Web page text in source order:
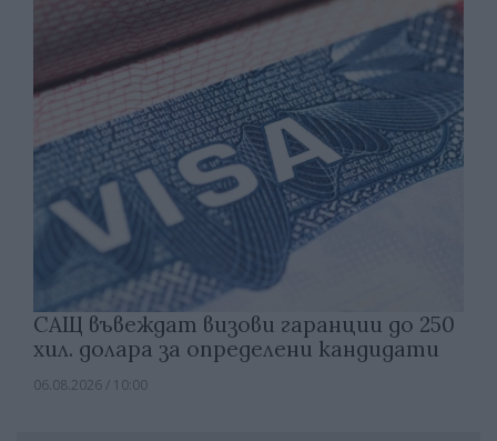
САЩ въвеждат визови гаранции до 250
хил. долара за определени кандидати
06.08.2026 / 10:00